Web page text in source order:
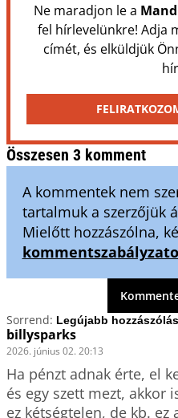
Ne maradjon le a
fel hírlevelünkre! Adja
címét, és elküldjük
Összesen 3 komment
A kommentek nem
tartalmuk a szerzőjük
Mielőtt hozzászólna,
Sorrend:
billysparks
2026. június 02. 20:13
Ha pénzt adnak érte, el
és egy szett mezt, akkor
ez kétségtelen, de kb. ez